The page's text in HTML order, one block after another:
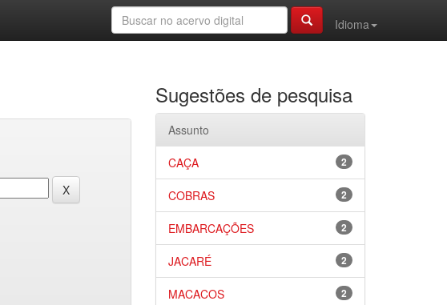
Idioma
Sugestões de pesquisa
Assunto
2
CAÇA
2
COBRAS
2
EMBARCAÇÕES
2
JACARÉ
2
MACACOS